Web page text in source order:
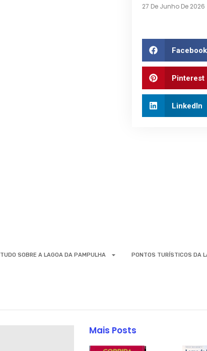
27 De Junho De 2026
Facebook
Pinterest
LinkedIn
TUDO SOBRE A LAGOA DA PAMPULHA PONTOS TURÍSTICOS DA
Mais Posts